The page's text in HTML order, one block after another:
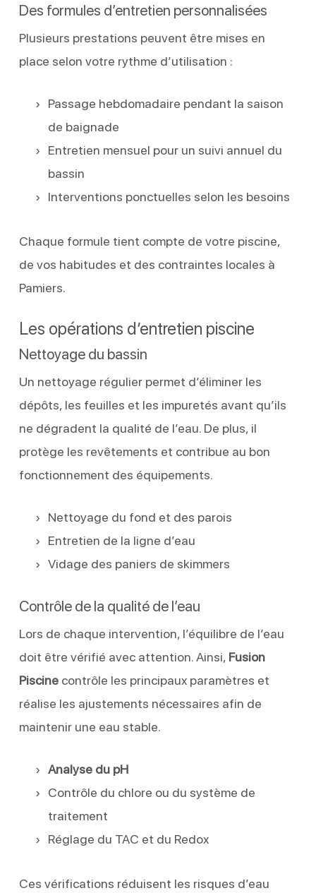
Des formules d’entretien personnalisées
Plusieurs prestations peuvent être mises en
place selon votre rythme d’utilisation :
Passage hebdomadaire pendant la saison
de baignade
Entretien mensuel pour un suivi annuel du
bassin
Interventions ponctuelles selon les besoins
Chaque formule tient compte de votre piscine,
de vos habitudes et des contraintes locales à
Pamiers.
Les opérations d’entretien piscine
Nettoyage du bassin
Un nettoyage régulier permet d’éliminer les
dépôts, les feuilles et les impuretés avant qu’ils
ne dégradent la qualité de l’eau. De plus, il
protège les revêtements et contribue au bon
fonctionnement des équipements.
Nettoyage du fond et des parois
Entretien de la ligne d’eau
Vidage des paniers de skimmers
Contrôle de la qualité de l’eau
Lors de chaque intervention, l’équilibre de l’eau
doit être vérifié avec attention. Ainsi, Fusion
Piscinecontrôle les principaux paramètres et
réalise les ajustements nécessaires afin de
maintenir une eau stable.
Analyse du pH
Contrôle du chlore ou du système de
traitement
Réglage du TAC et du Redox
Ces vérifications réduisent les risques d’eau